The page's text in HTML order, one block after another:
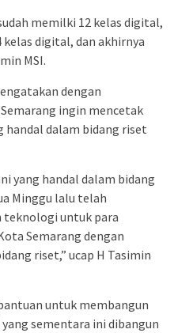
memilki 12 kelas digital,
digital, dan akhirnya
MSI.
dengan
ingin mencetak
handal dalam bidang riset
yang handal dalam bidang
Minggu lalu telah
teknologi untuk para
Semarang dengan
riset,” ucap H Tasimin
untuk membangun
sementara ini dibangun